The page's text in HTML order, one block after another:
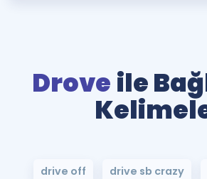
Drove ile
drive off drive sb crazy